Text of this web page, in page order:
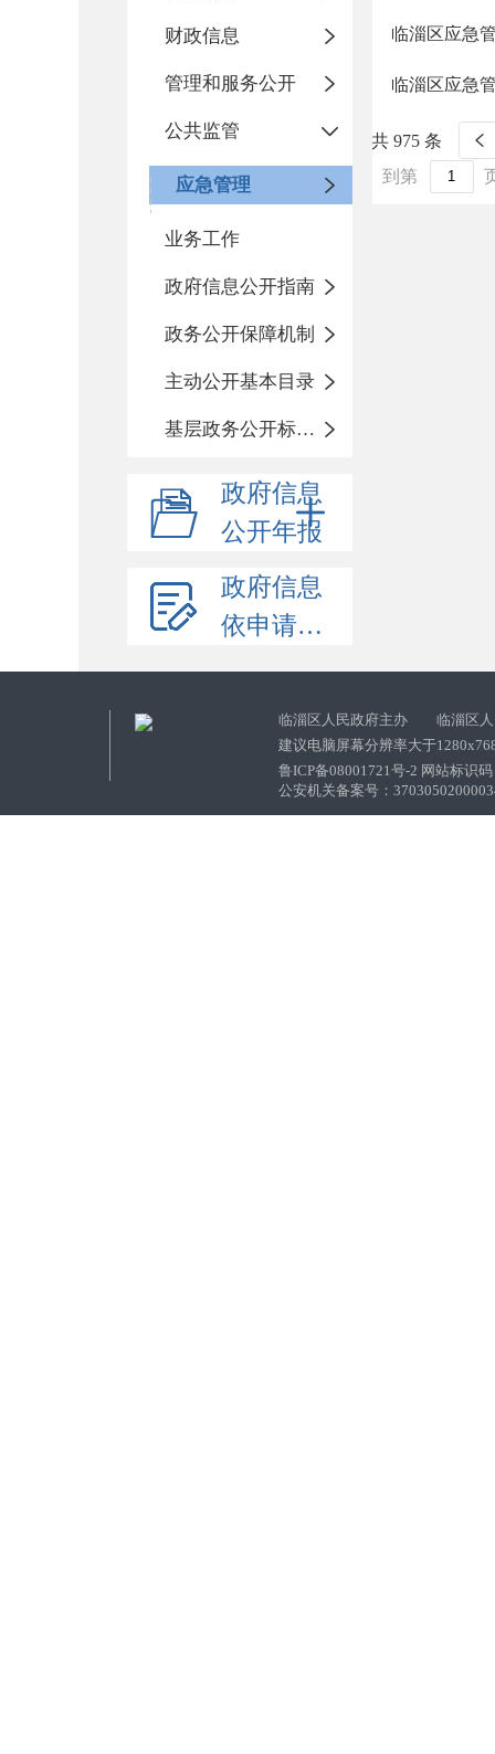
财政信息
管理和服务公开
公共监管
应急管理
业务工作
政府信息公开指南
政务公开保障机制
主动公开基本目录
基层政务公开标准化目录
政府信息
公开年报
政府信息
依申请公开
临淄区应急
临淄区应急
共 975 条
到第
临淄区人民政府主办 临淄区人
建议电脑屏幕分辨率大于
鲁ICP备08001721号-2 网站标识
公安机关备案号：